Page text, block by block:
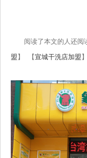
阅读了本文的人还阅
盟 】 【宣城干洗店加盟